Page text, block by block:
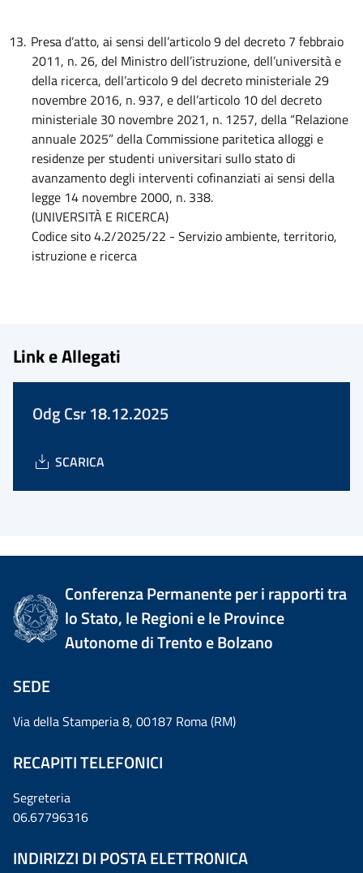
13. Presa d’atto, ai sensi dell’articolo 9 del decreto 7 febbraio
2011, n. 26, del Ministro dell’istruzione, dell’università e
della ricerca, dell’articolo 9 del decreto ministeriale 29
novembre 2016, n. 937, e dell’articolo 10 del decreto
ministeriale 30 novembre 2021, n. 1257, della “Relazione
annuale 2025” della Commissione paritetica alloggi e
residenze per studenti universitari sullo stato di
avanzamento degli interventi cofinanziati ai sensi della
legge 14 novembre 2000, n. 338.
(UNIVERSITÀ E RICERCA)
Codice sito 4.2/2025/22 - Servizio ambiente, territorio,
istruzione e ricerca
Link e Allegati
Odg Csr 18.12.2025
SCARICA
Conferenza Permanente per i rapporti tra
lo Stato, le Regioni e le Province
Autonome di Trento e Bolzano
SEDE
Via della Stamperia 8, 00187 Roma (RM)
RECAPITI TELEFONICI
Segreteria
06.67796316
INDIRIZZI DI POSTA ELETTRONICA